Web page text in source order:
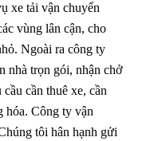
xe tải vận chuyển
vùng lân cận, cho
Ngoài ra công ty
nhà trọn gói, nhận chở
cần thuê xe, cần
hóa. Công ty vận
tôi hân hạnh gửi